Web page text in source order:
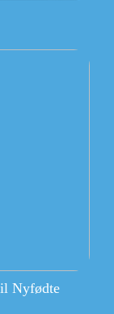
Nyfødte